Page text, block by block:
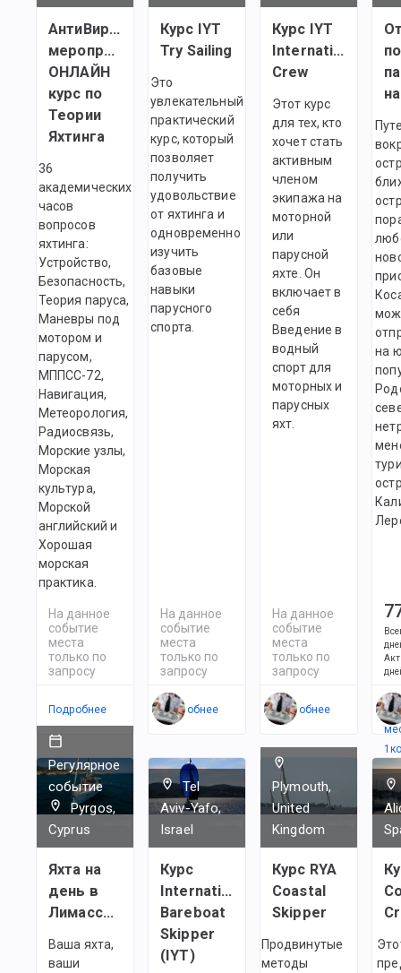
АнтиВирусное
мероприятие-
ОНЛАЙН
курс по
Теории
Яхтинга
36
академических
часов
вопросов
яхтинга:
Устройство,
Безопасность,
Теория паруса,
Маневры под
мотором и
парусом,
МППСС-72,
Навигация,
Метеорология,
Радиосвязь,
Морские узлы,
Морская
культура,
Морской
английский и
Хорошая
морская
практика.
На данное
событие
места
только по
запросу
Подробнее
Курс IYT
Try Sailing
Это
увлекательный
практический
курс, который
позволяет
получить
удовольствие
от яхтинга и
одновременно
изучить
базовые
навыки
парусного
спорта.
На данное
событие
места
только по
запросу
Подробнее
Курс IYT
International
Crew
Этот курс
для тех, кто
хочет стать
активным
членом
экипажа на
моторной
или
парусной
яхте. Он
включает в
себя
Введение в
водный
спорт для
моторных и
парусных
яхт.
На данное
событие
места
только по
запросу
Подробнее
на
1
Регулярное
событие
Pyrgos,
Cyprus
Яхта на
день в
Лимассоле
Ваша яхта,
ваши
Tel
Aviv-Yafo,
Israel
Курс
International
Bareboat
Skipper
(IYT)
Plymouth,
United
Kingdom
Курс RYA
Coastal
Skipper
Продвинутые
методы